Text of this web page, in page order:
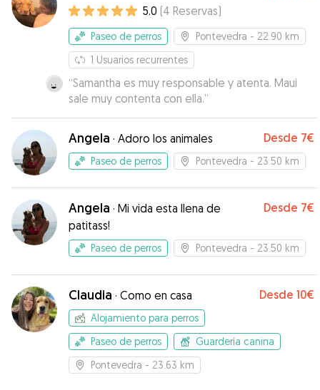
5.0 (4 Reservas)
Paseo de perros Pontevedra - 22.90 km
1 Usuarios recurrentes
“Samantha es muy responsable y atenta. Maui
sale muy contenta con ella.”
Angela · Adoro los animales Desde 7€
Paseo de perros Pontevedra - 23.50 km
Angela · Mi vida esta llena de
patitass!
Desde 7€
Paseo de perros Pontevedra - 23.50 km
Claudia · Como en casa Desde 10€
Alojamiento para perros
Paseo de perros
Guardería canina
Pontevedra - 23.63 km